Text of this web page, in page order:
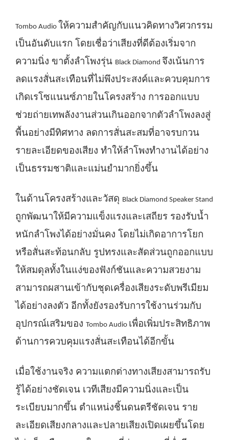
Tombo Audio ให้ความสำคัญกับแนวคิดทางวิศวกรรม
เป็นอันดับแรก โดยเชื่อว่าเสียงที่ดีต้องเริ่มจาก
ความนิ่ง ขาตั้งลำโพงรุ่น Black Diamond จึงเน้นการ
ลดแรงสั่นสะเทือนที่ไม่พึงประสงค์และควบคุมการ
เกิดเรโซแนนซ์ภายในโครงสร้าง การออกแบบ
ช่วยถ่ายเทพลังงานส่วนเกินออกจากตัวลำโพงลงสู่
พื้นอย่างมีทิศทาง ลดการสั่นสะสมที่อาจรบกวน
รายละเอียดของเสียง ทำให้ลำโพงทำงานได้อย่าง
เป็นธรรมชาติและแม่นยำมากยิ่งขึ้น
ในด้านโครงสร้างและวัสดุ Black Diamond Speaker Stand
ถูกพัฒนาให้มีความแข็งแรงและเสถียร รองรับน้ำ
หนักลำโพงได้อย่างมั่นคง โดยไม่เกิดอาการโยก
หรือสั่นสะท้อนกลับ รูปทรงและสัดส่วนถูกออกแบบ
ให้สมดุลทั้งในแง่ของฟังก์ชันและความสวยงาม
สามารถผสานเข้ากับชุดเครื่องเสียงระดับพรีเมียม
ได้อย่างลงตัว อีกทั้งยังรองรับการใช้งานร่วมกับ
อุปกรณ์เสริมของ Tombo Audio เพื่อเพิ่มประสิทธิภาพ
ด้านการควบคุมแรงสั่นสะเทือนได้อีกขั้น
เมื่อใช้งานจริง ความแตกต่างทางเสียงสามารถรับ
รู้ได้อย่างชัดเจน เวทีเสียงมีความนิ่งและเป็น
ระเบียบมากขึ้น ตำแหน่งชิ้นดนตรีชัดเจน ราย
ละเอียดเสียงกลางและปลายเสียงเปิดเผยขึ้นโดย